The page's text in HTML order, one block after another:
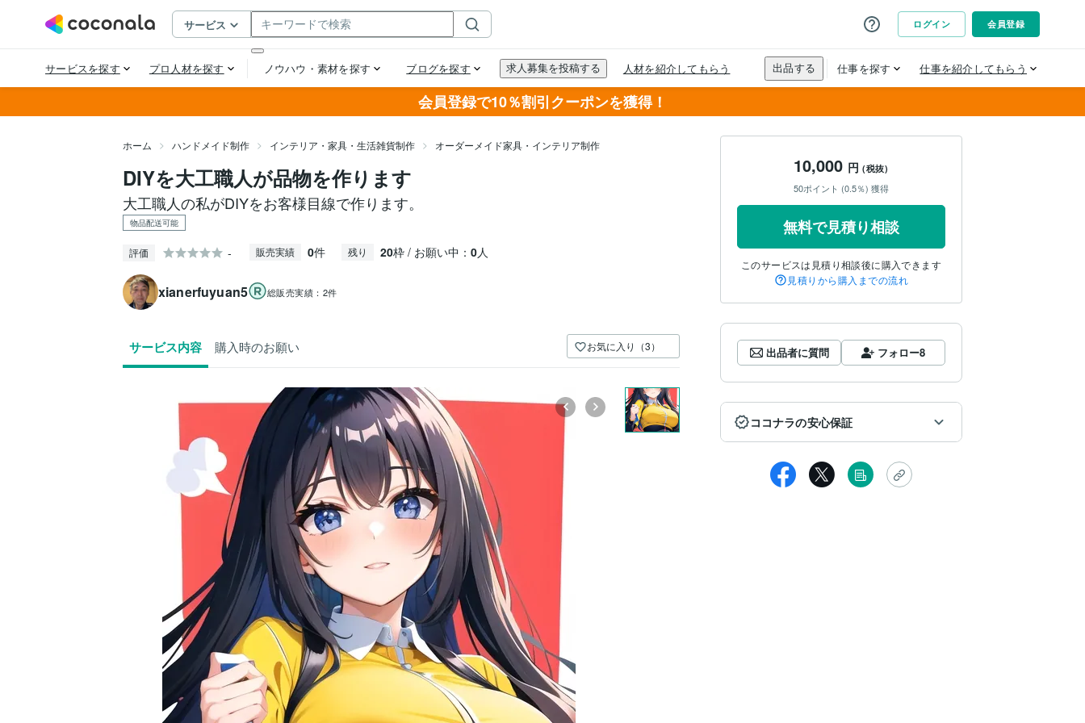
会員登録で10％割引クーポンを獲得！
ホーム ハンドメイド制作 インテリア・家具・生活雑貨制作 オーダーメイド家具・インテリア制作
DIYを大工職人が品物を作ります
大工職人の私がDIYをお客様目線で作ります。
物品配送可能
評価 - 販売実績 0件 残り 20枠 / お願い中： 0人
xianerfuyuan5 総販売実績： 2件
サービス内容 購入時のお願い お気に入り（3）
10,000 円(税抜)
50ポイント (0.5％) 獲得
無料で見積り相談
このサービスは見積り相談後に購入できます
見積りから購入までの流れ
出品者に質問 フォロー8
ココナラの安心保証